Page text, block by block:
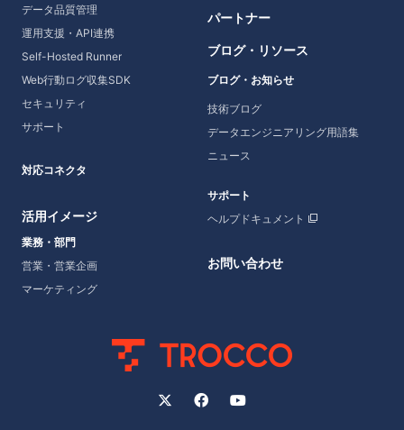
データ品質管理
運用支援・API連携
Self-Hosted Runner
Web行動ログ収集SDK
セキュリティ
サポート
対応コネクタ
活用イメージ
業務・部門
営業・営業企画
マーケティング
パートナー
ブログ・リソース
ブログ・お知らせ
技術ブログ
データエンジニアリング用語集
ニュース
サポート
ヘルプドキュメント
お問い合わせ